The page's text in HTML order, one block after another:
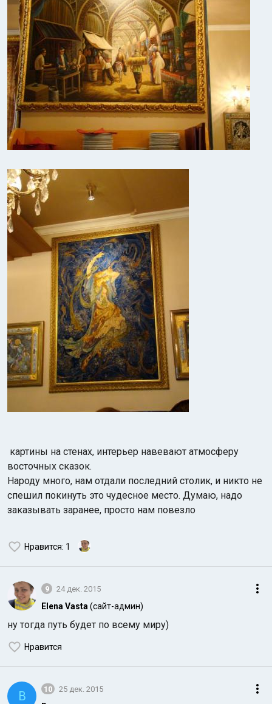
картины на стенах, интерьер навевают атмосферу
восточных сказок.
Народу много, нам отдали последний столик, и никто не
спешил покинуть это чудесное место. Думаю, надо
заказывать заранее, просто нам повезло
Нравится: 1
9 24 дек. 2015
Elena Vasta(сайт-админ)
ну тогда путь будет по всему миру)
Нравится
B 10 25 дек. 2015